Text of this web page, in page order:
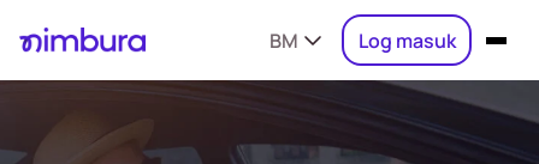
BM Log masuk